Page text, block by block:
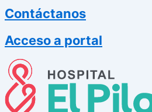
Contáctanos
Acceso a portal